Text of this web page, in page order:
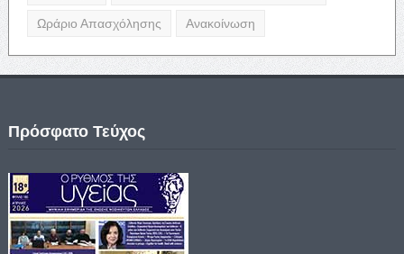
Ωράριο Απασχόλησης Ανακοίνωση
Πρόσφατο Τεύχος